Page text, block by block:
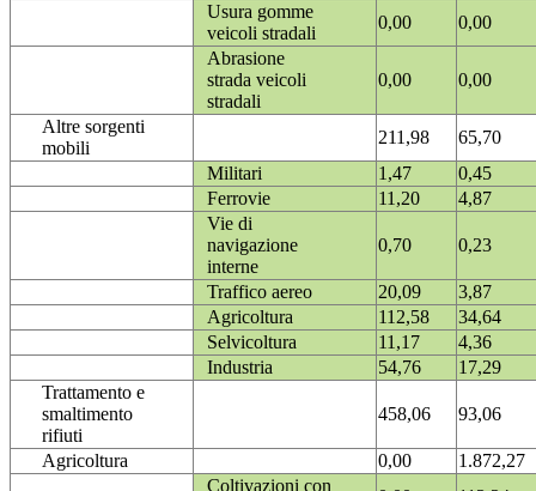
Usura gomme
veicoli stradali
0,00
0,00
Abrasione
strada veicoli
stradali
0,00 0,00
Altre sorgenti
mobili
211,98
65,70
Militari
1,47
0,45
Ferrovie
11,20
4,87
Vie di
navigazione
interne
0,70 0,23
Traffico aereo 20,09
3,87
Agricoltura
112,58
34,64
Selvicoltura
11,17
4,36
Industria
54,76
17,29
Trattamento e
smaltimento
rifiuti
458,06 93,06
Agricoltura 0,00
1.872,27
Coltivazioni con